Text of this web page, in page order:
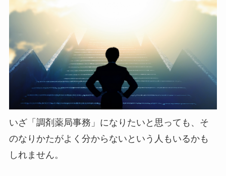
いざ「調剤薬局事務」になりたいと思っても、そ
のなりかたがよく分からないという人もいるかも
しれません。